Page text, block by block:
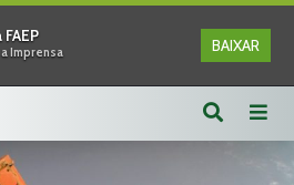
Imprensa BAIXAR